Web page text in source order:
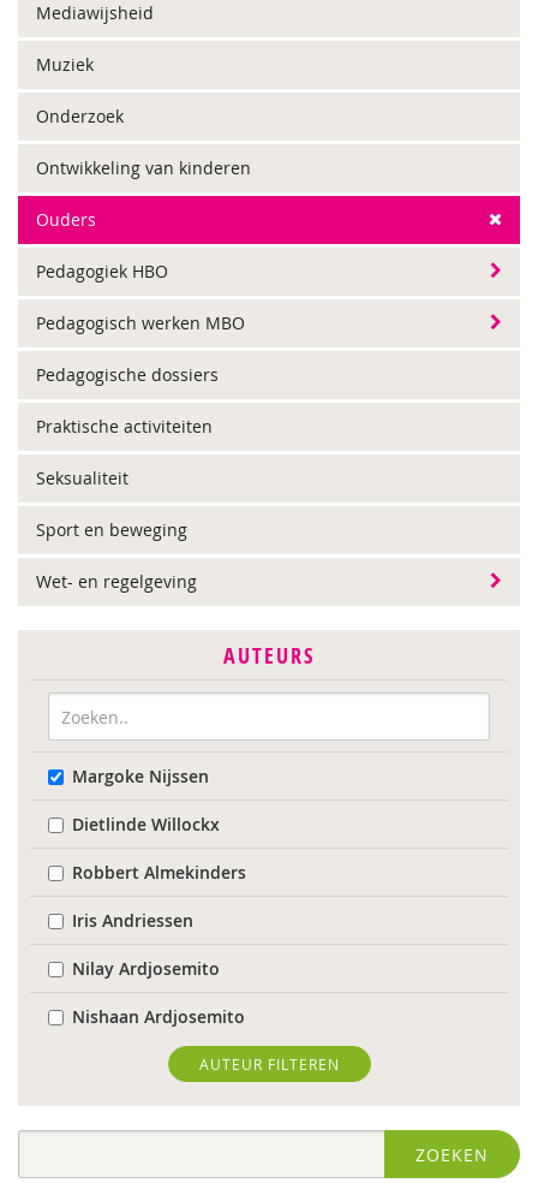
Mediawijsheid
Muziek
Onderzoek
Ontwikkeling van kinderen
Ouders
Pedagogiek HBO
Pedagogisch werken MBO
Pedagogische dossiers
Praktische activiteiten
Seksualiteit
Sport en beweging
Wet- en regelgeving
AUTEURS
Margoke Nijssen
Dietlinde Willockx
Robbert Almekinders
Iris Andriessen
Nilay Ardjosemito
Nishaan Ardjosemito
Siela Ardjosemito-Jethoe
Nicole van Asten
AUTEUR FILTEREN
ZOEKEN